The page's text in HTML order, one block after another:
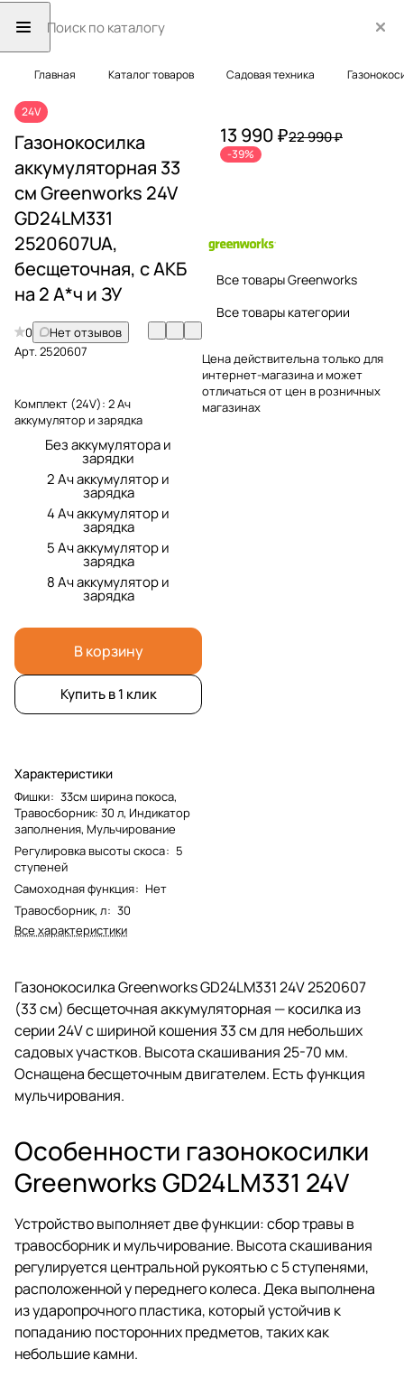
Главная Каталог товаров Садовая техника
24V
Газонокосилка
аккумуляторная 33
см Greenworks 24V
GD24LM331
2520607UA,
бесщеточная, с АКБ
на 2 А*ч и ЗУ
0
Нет отзывов
Арт.2520607
Комплект (24V): 2 Ач
аккумулятор и зарядка
Без аккумулятора и
зарядки
2 Ач аккумулятор и
зарядка
4 Ач аккумулятор и
зарядка
5 Ач аккумулятор и
зарядка
8 Ач аккумулятор и
зарядка
В корзину
Купить в 1 клик
Характеристики
Фишки: 33см ширина покоса,
Травосборник: 30 л, Индикатор
заполнения, Мульчирование
Регулировка высоты скоса: 5
ступеней
Самоходная функция: Нет
Травосборник, л: 30
Все характеристики
13 990 ₽22 990 ₽
-39%
Все товары Greenworks
Все товары категории
Цена действительна только для
интернет-магазина и может
отличаться от цен в розничных
магазинах
Газонокосилка Greenworks GD24LM331 24V 2520607
(33 см) бесщеточная аккумуляторная — косилка из
серии 24V с шириной кошения 33 см для небольших
садовых участков. Высота скашивания 25-70 мм.
Оснащена бесщеточным двигателем. Есть функция
мульчирования.
Особенности газонокосилки
Greenworks GD24LM331 24V
Устройство выполняет две функции: сбор травы в
травосборник и мульчирование. Высота скашивания
регулируется центральной рукоятью с 5 ступенями,
расположенной у переднего колеса. Дека выполнена
из ударопрочного пластика, который устойчив к
попаданию посторонних предметов, таких как
небольшие камни.